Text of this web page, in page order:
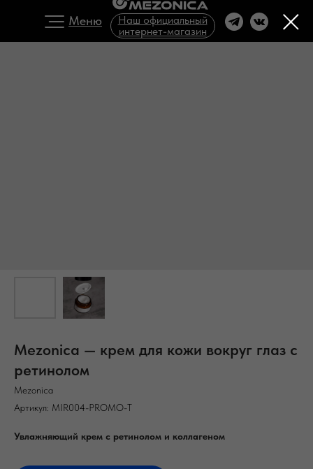
Меню
Наш официальный
интернет-магазин
Mezonica — крем для кожи вокруг глаз с
ретинолом
Mezonica
Артикул: MIR004-PROMO-T
Увлажняющий крем с ретинолом и коллагеном